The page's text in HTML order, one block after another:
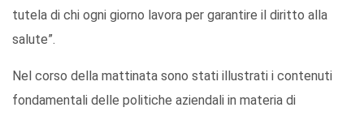
tutela di chi ogni giorno lavora per garantire il diritto alla
salute”.
Nel corso della mattinata sono stati illustrati i contenuti
fondamentali delle politiche aziendali in materia di